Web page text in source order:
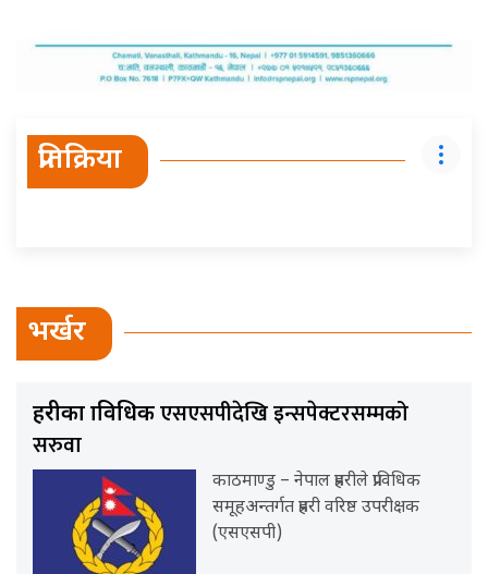
प्रतिक्रिया
भर्खर
प्रहरीका प्राविधिकएसएसपीदेखि इन्सपेक्टरसम्मको
सरुवा
काठमाण्डु – नेपाल प्रहरीले प्राविधिक
समूहअन्तर्गत प्रहरी वरिष्ठ उपरीक्षक
(एसएसपी)